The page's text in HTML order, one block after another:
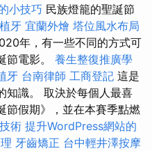
小技巧 民族燈籠的聖誕節
植牙 宜蘭外燴 塔位風水布局
年，有一些不同的方式可
節電影。 養生整復推廣學
牙 台南律師 工商登記 這是
知識。 取決於每個人最喜
節假期》，並在本賽季點燃
術 提升WordPress網站的
牙齒矯正 台中輕井澤按摩